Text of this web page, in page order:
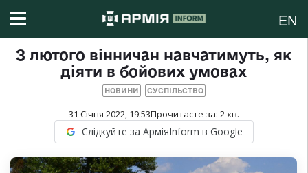
EN
З лютого вінничан навчатимуть, як
діяти в бойових умовах
НОВИНИ СУСПІЛЬСТВО
31 Січня 2022, 19:53Прочитаєте за: 2хв.
Слідкуйте за АрміяInform в Google